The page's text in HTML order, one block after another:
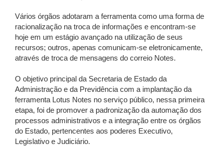
Vários órgãos adotaram a ferramenta como uma forma de
racionalização na troca de informações e encontram-se
hoje em um estágio avançado na utilização de seus
recursos; outros, apenas comunicam-se eletronicamente,
através de troca de mensagens do correio Notes.
O objetivo principal da Secretaria de Estado da
Administração e da Previdência com a implantação da
ferramenta Lotus Notes no serviço público, nessa primeira
etapa, foi de promover a padronização da automação dos
processos administrativos e a integração entre os órgãos
do Estado, pertencentes aos poderes Executivo,
Legislativo e Judiciário.